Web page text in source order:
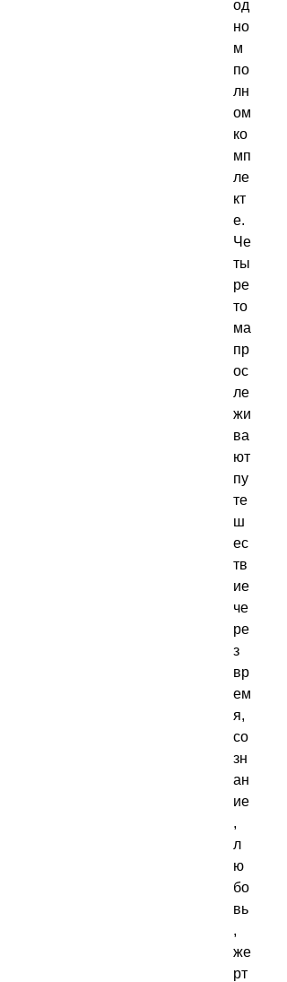
од
но
м
по
лн
ом
ко
мп
ле
кт
е.
Че
ты
ре
то
ма
пр
ос
ле
жи
ва
ют
пу
те
ш
ес
тв
ие
че
ре
з
вр
ем
я,
со
зн
ан
ие
,
л
ю
бо
вь
,
же
рт